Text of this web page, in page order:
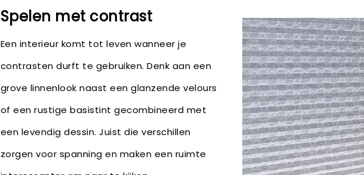
Spelen met contrast
Een interieur komt tot leven wanneer je
contrasten durft te gebruiken. Denk aan een
grove linnenlook naast een glanzende velours
of een rustige basistint gecombineerd met
een levendig dessin. Juist die verschillen
zorgen voor spanning en maken een ruimte